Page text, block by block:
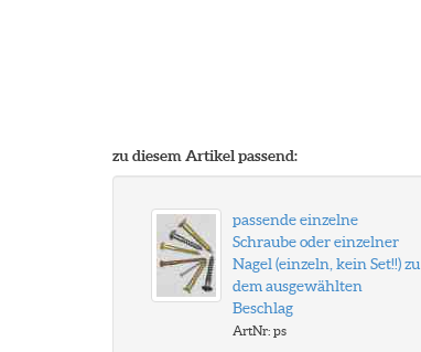
zu diesem Artikel passend:
passende einzelne
Schraube oder einzelner
Nagel (einzeln, kein Set!!) zu
dem ausgewählten
Beschlag
ArtNr: ps